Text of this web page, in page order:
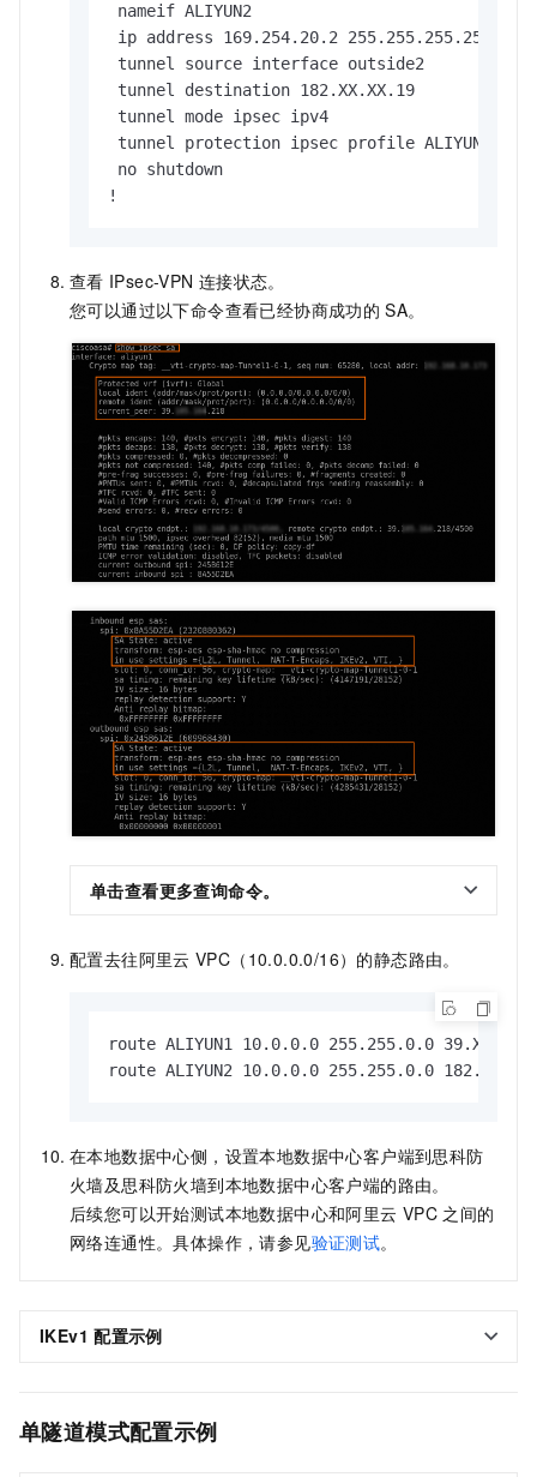
nameif ALIYUN2
ip address 169.254.20.2 255.255.255.252
tunnel source interface outside2
tunnel destination 182.XX.XX.19
tunnel mode ipsec
tunnel protection ipsec profile ALIYUN-
no shutdown
!
查看 IPsec-VPN 连接状态。
您可以通过以下命令查看已经协商成功的 SA。
单击查看更多查询命令。
配置去往阿里云 VPC（10.0.0.0/16）的静态路由。
route ALIYUN1 10.0.0.0 255.255.0.0 39.XX.XX.218
route ALIYUN2 10.0.0.0 255.255.0.0 182.XX.XX.19
在本地数据中心侧，设置本地数据中心客户端到思科防
火墙及思科防火墙到本地数据中心客户端的路由。
后续您可以开始测试本地数据中心和阿里云 VPC 之间的
网络连通性。具体操作，请参见验证测试。
IKEv1 配置示例
单隧道模式配置示例